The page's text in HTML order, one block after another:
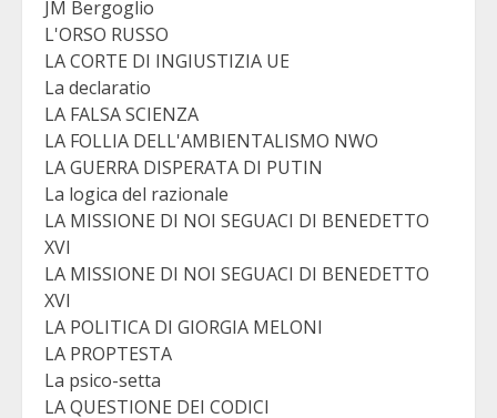
JM Bergoglio
L'ORSO RUSSO
LA CORTE DI INGIUSTIZIA UE
La declaratio
LA FALSA SCIENZA
LA FOLLIA DELL'AMBIENTALISMO NWO
LA GUERRA DISPERATA DI PUTIN
La logica del razionale
LA MISSIONE DI NOI SEGUACI DI BENEDETTO
XVI
LA MISSIONE DI NOI SEGUACI DI BENEDETTO
XVI
LA POLITICA DI GIORGIA MELONI
LA PROPTESTA
La psico-setta
LA QUESTIONE DEI CODICI